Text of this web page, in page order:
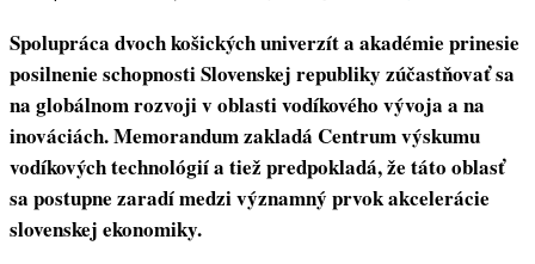
Spolupráca dvoch košických univerzít a akadémie prinesie
posilnenie schopnosti Slovenskej republiky zúčastňovať sa
na globálnom rozvoji v oblasti vodíkového vývoja a na
inováciách. Memorandum zakladá Centrum výskumu
vodíkových technológií a tiež predpokladá, že táto oblasť
sa postupne zaradí medzi významný prvok akcelerácie
slovenskej ekonomiky.